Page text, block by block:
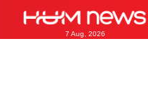
7 Aug, 2026